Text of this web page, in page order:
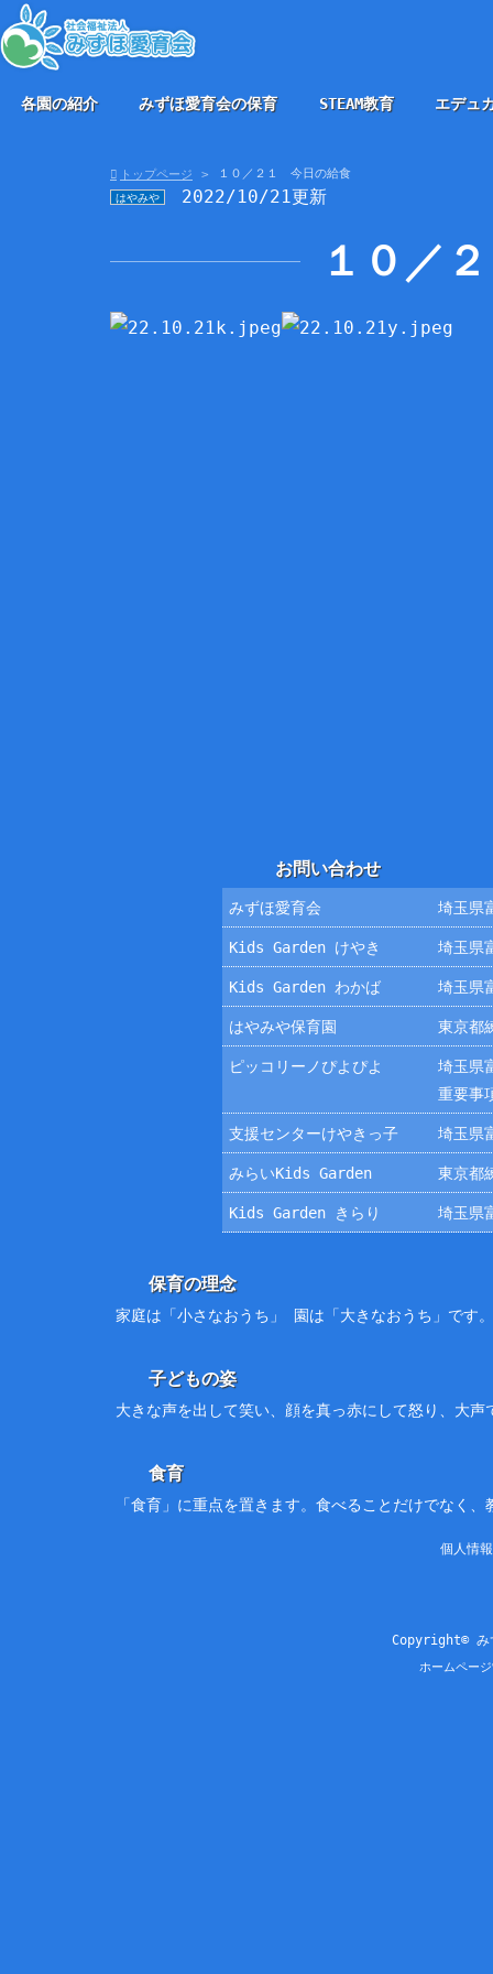
各園の紹介 みずほ愛育会の保育 STEAM教育 エデュ
トップページ １０／２１ 今日の給食
はやみや 2022/10/21更新
１０／
お問い合わせ
みずほ愛育会 埼玉県
Kids Garden けやき 埼玉県
Kids Garden わかば 埼玉県
はやみや保育園 東京都
ピッコリーノぴよぴよ
埼玉県
重要事
支援センターけやきっ子 埼玉県
みらいKids Garden 東京都
Kids Garden きらり 埼玉県
保育の理念
家庭は「小さなおうち」 園は「大きなおうち」です
子どもの姿
大きな声を出して笑い、顔を真っ赤にして怒り、大
食育
「食育」に重点を置きます。食べることだけでなく
個人情
Copyright© み
ホームペー